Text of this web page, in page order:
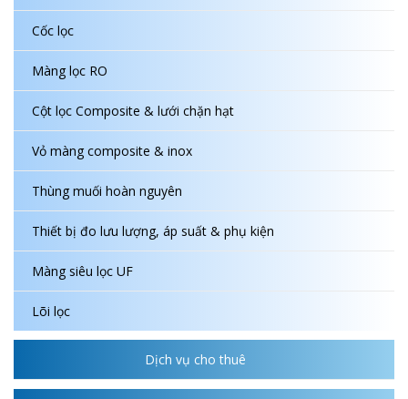
Cốc lọc
Màng lọc RO
Cột lọc Composite & lưới chặn hạt
Vỏ màng composite & inox
Thùng muối hoàn nguyên
Thiết bị đo lưu lượng, áp suất & phụ kiện
Màng siêu lọc UF
Lõi lọc
Dịch vụ cho thuê